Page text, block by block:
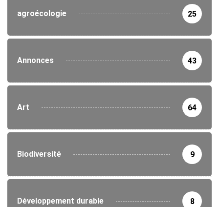
agroécologie 25
Annonces 43
Art 64
Biodiversité 9
Développement durable 8